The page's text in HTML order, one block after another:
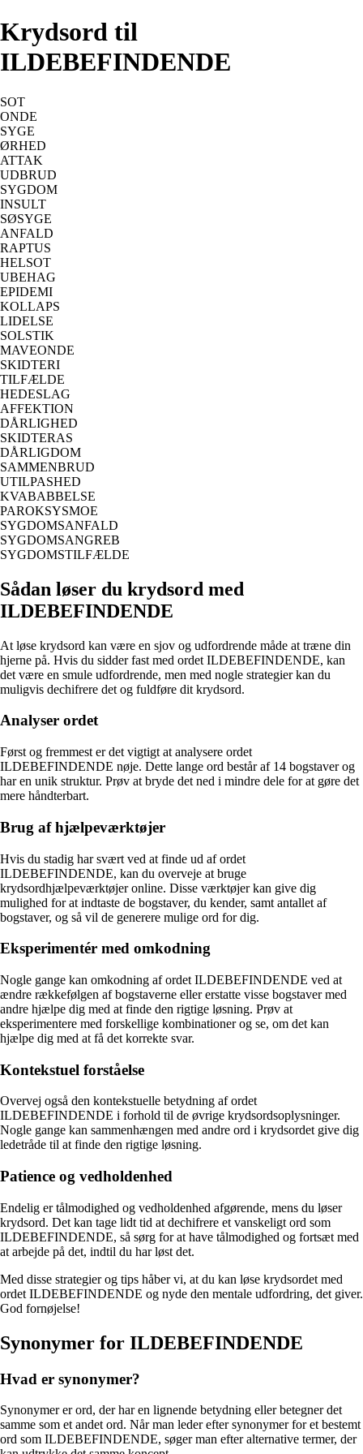
Krydsord til
ILDEBEFINDENDE
SOT
ONDE
SYGE
ØRHED
ATTAK
UDBRUD
SYGDOM
INSULT
SØSYGE
ANFALD
RAPTUS
HELSOT
UBEHAG
EPIDEMI
KOLLAPS
LIDELSE
SOLSTIK
MAVEONDE
SKIDTERI
TILFÆLDE
HEDESLAG
AFFEKTION
DÅRLIGHED
SKIDTERAS
DÅRLIGDOM
SAMMENBRUD
UTILPASHED
KVABABBELSE
PAROKSYSMOE
SYGDOMSANFALD
SYGDOMSANGREB
SYGDOMSTILFÆLDE
Sådan løser du krydsord med
ILDEBEFINDENDE
At løse krydsord kan være en sjov og udfordrende måde at træne din
hjerne på. Hvis du sidder fast med ordet ILDEBEFINDENDE, kan
det være en smule udfordrende, men med nogle strategier kan du
muligvis dechifrere det og fuldføre dit krydsord.
Analyser ordet
Først og fremmest er det vigtigt at analysere ordet
ILDEBEFINDENDE nøje. Dette lange ord består af 14 bogstaver og
har en unik struktur. Prøv at bryde det ned i mindre dele for at gøre det
mere håndterbart.
Brug af hjælpeværktøjer
Hvis du stadig har svært ved at finde ud af ordet
ILDEBEFINDENDE, kan du overveje at bruge
krydsordhjælpeværktøjer online. Disse værktøjer kan give dig
mulighed for at indtaste de bogstaver, du kender, samt antallet af
bogstaver, og så vil de generere mulige ord for dig.
Eksperimentér med omkodning
Nogle gange kan omkodning af ordet ILDEBEFINDENDE ved at
ændre rækkefølgen af bogstaverne eller erstatte visse bogstaver med
andre hjælpe dig med at finde den rigtige løsning. Prøv at
eksperimentere med forskellige kombinationer og se, om det kan
hjælpe dig med at få det korrekte svar.
Kontekstuel forståelse
Overvej også den kontekstuelle betydning af ordet
ILDEBEFINDENDE i forhold til de øvrige krydsordsoplysninger.
Nogle gange kan sammenhængen med andre ord i krydsordet give dig
ledetråde til at finde den rigtige løsning.
Patience og vedholdenhed
Endelig er tålmodighed og vedholdenhed afgørende, mens du løser
krydsord. Det kan tage lidt tid at dechifrere et vanskeligt ord som
ILDEBEFINDENDE, så sørg for at have tålmodighed og fortsæt med
at arbejde på det, indtil du har løst det.
Med disse strategier og tips håber vi, at du kan løse krydsordet med
ordet ILDEBEFINDENDE og nyde den mentale udfordring, det giver.
God fornøjelse!
Synonymer for ILDEBEFINDENDE
Hvad er synonymer?
Synonymer er ord, der har en lignende betydning eller betegner det
samme som et andet ord. Når man leder efter synonymer for et bestemt
ord som ILDEBEFINDENDE, søger man efter alternative termer, der